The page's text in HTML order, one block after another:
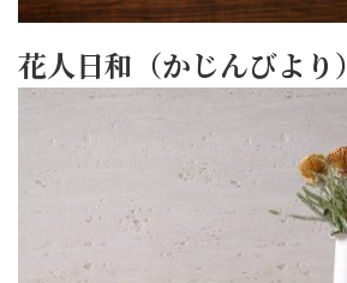
花人日和（かじんびより）